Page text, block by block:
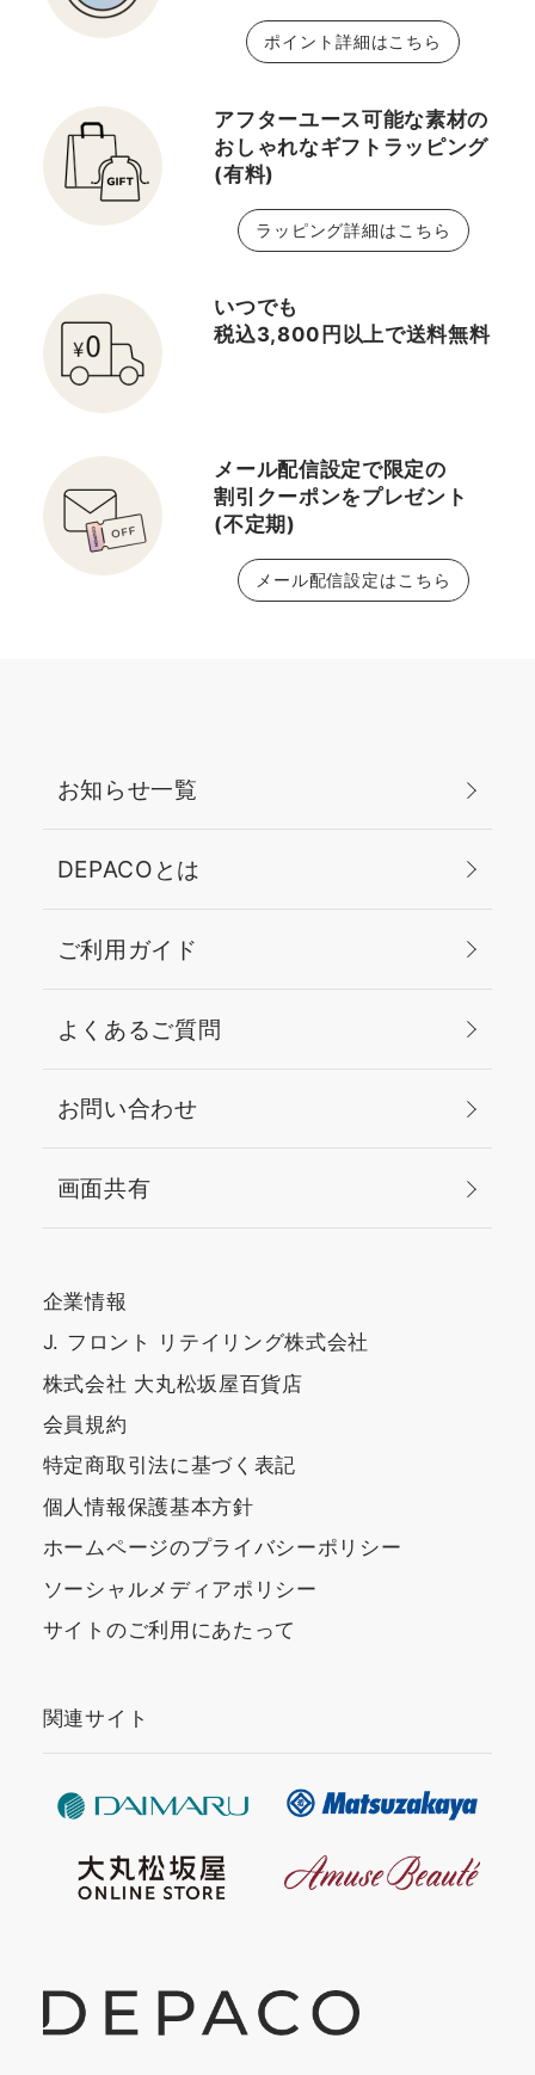
ポイント詳細はこちら
アフターユース可能な素材の
おしゃれなギフトラッピング
(有料)
ラッピング詳細はこちら
いつでも
税込3,800円以上で送料無料
メール配信設定で限定の
割引クーポンをプレゼント
(不定期)
メール配信設定はこちら
お知らせ一覧
DEPACOとは
ご利用ガイド
よくあるご質問
お問い合わせ
画面共有
企業情報
J. フロント リテイリング株式会社
株式会社 大丸松坂屋百貨店
会員規約
特定商取引法に基づく表記
個人情報保護基本方針
ホームページのプライバシーポリシー
ソーシャルメディアポリシー
サイトのご利用にあたって
関連サイト